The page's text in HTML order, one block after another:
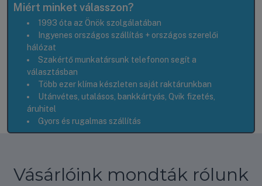
Miért minket válasszon?
1993 óta az Önök szolgálatában
Ingyenes országos szállítás + országos szerelői
hálózat
Szakértő munkatársunk telefonon segít a
választásban
Több ezer klíma készleten saját raktárunkban
Utánvétes, utalásos, bankkártyás, Qvik fizetés,
áruhitel
Gyors és rugalmas szállítás
Vásárlóink mondták rólunk